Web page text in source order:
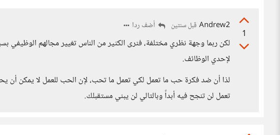
1
Andrew2 قبل سنتين أضف ردا
لكن ربما وجهة نظري مختلفة، فنرى الكثير من الناس تغيير مجالهم الوظيفي
لإحدي الوظائف.
لذا أن ضد فكرة حب ما تعمل لكي تعمل ما تحب، لإن الحب للعمل لا يمكن أن
تعمل لن تنجح فيه أبداً وبالتالي لن يبني مستقبلك.